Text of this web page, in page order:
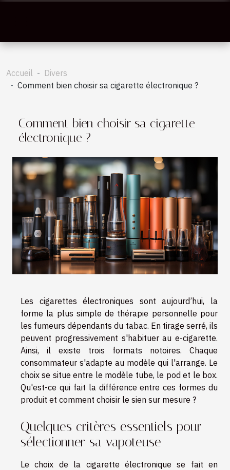
Accueil
Divers
Comment bien choisir sa cigarette électronique ?
Comment bien choisir sa cigarette
électronique ?
Les cigarettes électroniques sont aujourd’hui, la
forme la plus simple de thérapie personnelle pour
les fumeurs dépendants du tabac. En tirage serré, ils
peuvent progressivement s'habituer au e-cigarette.
Ainsi, il existe trois formats notoires. Chaque
consommateur s'adapte au modèle qui l'arrange. Le
choix se situe entre le modèle tube, le pod et le box.
Qu'est-ce qui fait la différence entre ces formes du
produit et comment choisir le sien sur mesure ?
Quelques critères essentiels pour
sélectionner sa vapoteuse
Le choix de la cigarette électronique se fait en